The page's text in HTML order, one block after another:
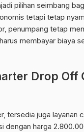
pilihan seimbang
tetapi tetap
penumpang tetap
membayar biaya
Drop Off
tersedia juga layanan
dengan harga